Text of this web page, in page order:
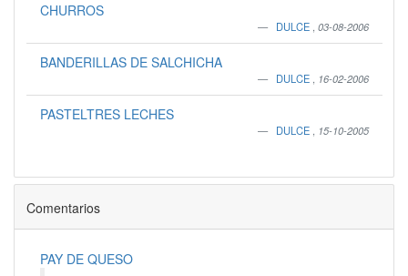
CHURROS
DULCE 03-08-2006
BANDERILLAS DE SALCHICHA
DULCE 16-02-2006
PASTELTRES LECHES
DULCE 15-10-2005
Comentarios
PAY DE QUESO